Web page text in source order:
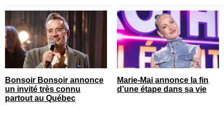
Bonsoir Bonsoir annonce
un invité très connu
partout au Québec
Marie-Mai annonce la fin
d’une étape dans sa vie